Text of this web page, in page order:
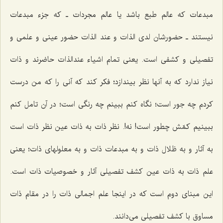
مبدعات كه عالم طبع باشد یا عالم مجردات ـ كه جزء مبدعات
نیستند ـ حضورشان لدى الذات و عند الذات حضور عینى و علمى و
تفصیلى و كشفى است. یعنى تمام اشیاء عندالذات حاضرند و ذات
نیاز ندارد كه به آنها نظر بیندازد؛ فكر كند كه آنى را كه من درست
كردم چه جور است؛ نگاه كنم ببینم چه رنگى است؛ در آن تامل كنم
ببینیم كمّش چطور است! نه!. نظر ذات به ذات عین نظر ذات است
به آثار و به ظلال ذات و به مبدعات ذات و به معلولهاى ذات؛ یعنى
علم ذات به ذات عین كشف تفصیلى آثار و خصوصیات ذات است.
این مبناى دوم است كه در اینجا علم اجمالى ذات را در مقام ذات
مساوق با كشف تفصیلى مى‌دانند.